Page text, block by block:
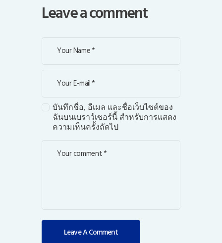
Leave a comment
บันทึกชื่อ, อีเมล และชื่อเว็บไซต์ของ
ฉันบนเบราว์เซอร์นี้ สำหรับการแสดง
ความเห็นครั้งถัดไป